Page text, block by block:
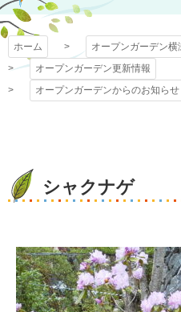
ホーム
オープンガーデン横
オープンガーデン更新情報
オープンガーデンからのお知らせ
シャクナゲ